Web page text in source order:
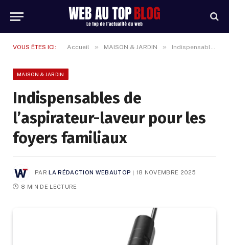
VOUS ÊTES ICI: Accueil » MAISON & JARDIN » Indispensables de l’aspirateur-laveur pour les foyers familiaux
MAISON & JARDIN
Indispensables de
l’aspirateur-laveur pour les
foyers familiaux
PAR LA RÉDACTION WEBAUTOP 18 NOVEMBRE 2025
8 MIN DE LECTURE